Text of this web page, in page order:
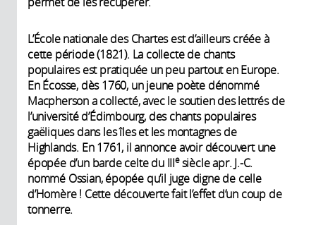
L’École nationale des Chartes est d’ailleurs créée à
cette période (1821). La collecte de chants
populaires est pratiquée un peu partout en Europe.
En Écosse, dès 1760, un jeune poète dénommé
Macpherson a collecté, avec le soutien des lettrés de
l’université d’Édimbourg, des chants populaires
gaëliques dans les îles et les montagnes de
Highlands. En 1761, il annonce avoir découvert une
épopée d’un barde celte du IIIesiècle apr. J.-C.
nommé Ossian, épopée qu’il juge digne de celle
d’Homère ! Cette découverte fait l’effet d’un coup de
tonnerre.